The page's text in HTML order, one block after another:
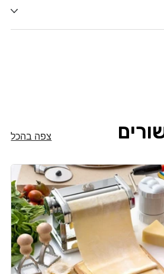
צפה בהכל